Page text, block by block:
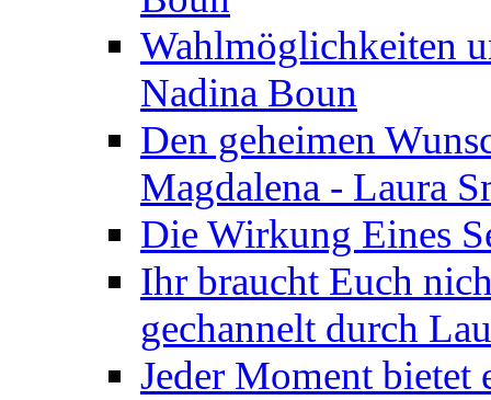
Wahlmöglichkeiten
Nadina Boun
Den geheimen
Magdalena - Laura
Die Wirkung Eines
Ihr braucht Euch
gechannelt durch
Jeder Moment bietet